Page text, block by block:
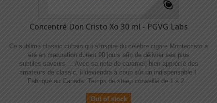
Concentré Don Cristo Xo 30 ml - PGVG Labs
Ce sublime classic cubain qui s'inspire du célèbre cigare Montecristo a
été en maturation durant 90 jours afin de délivrer ses plus
subtiles saveurs ... Avec sa note de caramel, bien apprécié des
amateurs de classic, il deviendra à coup sûr un indispensable !
Fabriqué au Canada. Temps de steep conseillé de 1 à 2...
Out of stock